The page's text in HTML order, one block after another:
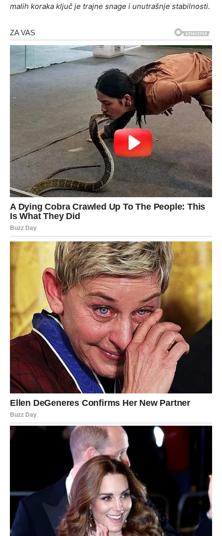
malih koraka ključ je trajne snage i unutrašnje stabilnosti.